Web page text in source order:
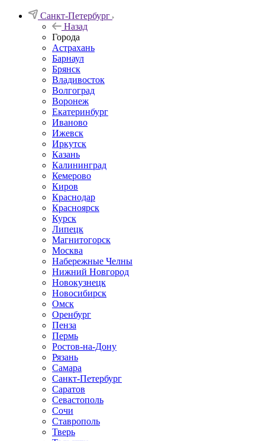
Санкт-Петербург
Назад
Города
Астрахань
Барнаул
Брянск
Владивосток
Волгоград
Воронеж
Екатеринбург
Иваново
Ижевск
Иркутск
Казань
Калининград
Кемерово
Киров
Краснодар
Красноярск
Курск
Липецк
Магнитогорск
Москва
Набережные Челны
Нижний Новгород
Новокузнецк
Новосибирск
Омск
Оренбург
Пенза
Пермь
Ростов-на-Дону
Рязань
Самара
Санкт-Петербург
Саратов
Севастополь
Сочи
Ставрополь
Тверь